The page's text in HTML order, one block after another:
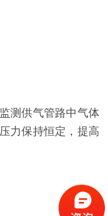
测供气管路中气体
力保持恒定，提高